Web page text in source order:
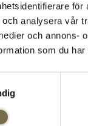
analysera vår
och annons-
som du